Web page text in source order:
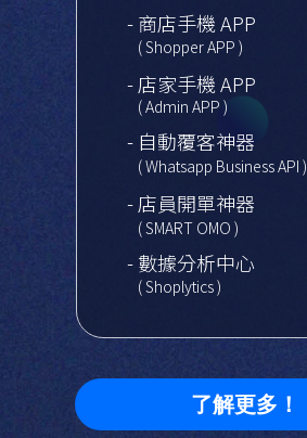
- 商店手機 APP
( Shopper APP )
- 店家手機 APP
( Admin APP )
- 自動覆客神器
( Whatsapp Business API )
- 店員開單神器
( SMART OMO )
- 數據分析中心
( Shoplytics )
了解更多！